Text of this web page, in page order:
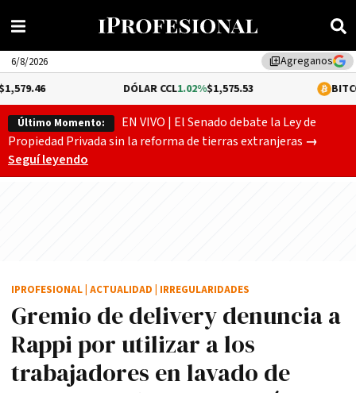
library_addAgreganos
6/8/2026
1.02%$1,575.53 -0.17%
Último Momento:
EN VIVO | El Senado debate la Ley de
Propiedad Privada sin la reforma de tierras extranjeras →
Seguí leyendo
Gremio de delivery denuncia a
Rappi por utilizar a los
trabajadores en lavado de
IPROFESIONAL ACTUALIDAD IRREGULARIDADES